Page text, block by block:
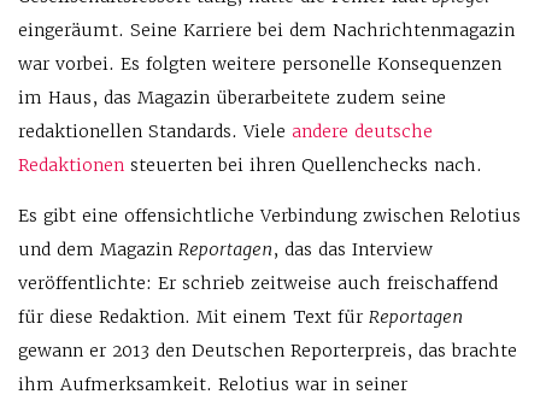
eingeräumt. Seine Karriere bei dem Nachrichtenmagazin
war vorbei. Es folgten weitere personelle Konsequenzen
im Haus, das Magazin überarbeitete zudem seine
redaktionellen Standards. Viele andere deutsche
Redaktionen steuerten bei ihren Quellenchecks nach.
Es gibt eine offensichtliche Verbindung zwischen Relotius
und dem Magazin Reportagen, das das Interview
veröffentlichte: Er schrieb zeitweise auch freischaffend
für diese Redaktion. Mit einem Text für Reportagen
gewann er 2013 den Deutschen Reporterpreis, das brachte
ihm Aufmerksamkeit. Relotius war in seiner